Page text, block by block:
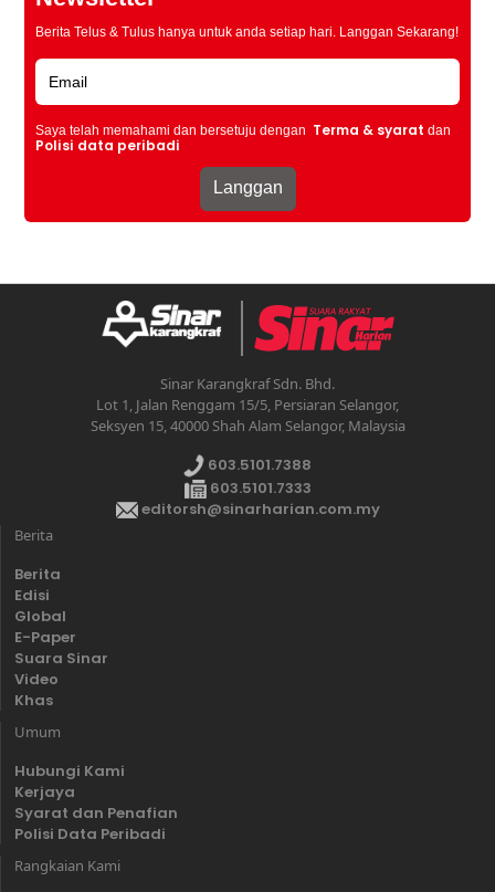
Berita Telus & Tulus hanya untuk anda setiap hari. Langgan Sekarang!
Saya telah memahami dan bersetuju dengan Terma & syarat dan
Polisi data peribadi
Sinar Karangkraf Sdn. Bhd.
Lot 1, Jalan Renggam 15/5, Persiaran Selangor,
Seksyen 15, 40000 Shah Alam Selangor, Malaysia
603.5101.7388
603.5101.7333
editorsh@sinarharian.com.my
Berita
Berita
Edisi
Global
E-Paper
Suara Sinar
Video
Khas
Umum
Hubungi Kami
Kerjaya
Syarat dan Penafian
Polisi Data Peribadi
Rangkaian Kami